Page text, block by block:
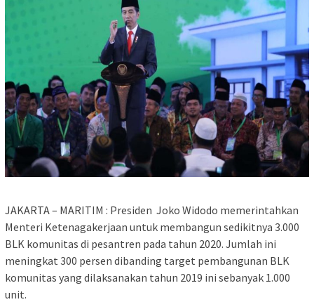
JAKARTA – MARITIM : Presiden Joko Widodo memerintahkan
Menteri Ketenagakerjaan untuk membangun sedikitnya 3.000
BLK komunitas di pesantren pada tahun 2020. Jumlah ini
meningkat 300 persen dibanding target pembangunan BLK
komunitas yang dilaksanakan tahun 2019 ini sebanyak 1.000
unit.